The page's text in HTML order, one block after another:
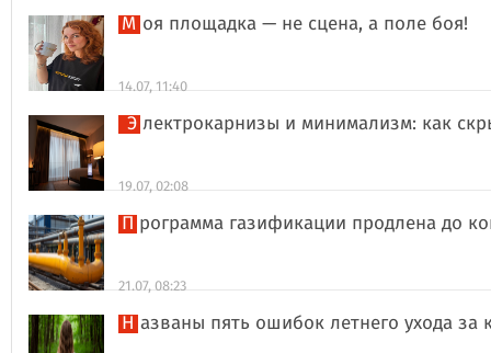
Моя площадка — не сцена, а поле боя!
14.07, 11:40
Электрокарнизы и минимализм: как
19.07, 02:08
Программа газификации продлена до
21.07, 08:23
Названы пять ошибок летнего ухода